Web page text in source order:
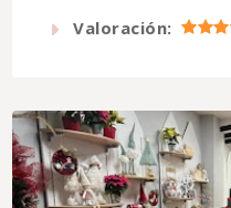
Valoración: